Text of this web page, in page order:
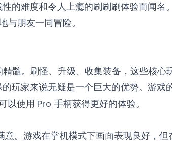
的难度和令人上瘾的刷刷刷体验而闻名
朋友一同冒险。
髓。刷怪、升级、收集装备，这些核心
玩家来说无疑是一个巨大的优势。游
使用 Pro 手柄获得更好的体验。
。游戏在掌机模式下画面表现良好，